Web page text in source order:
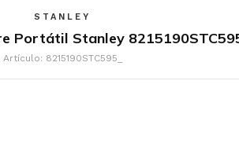
STANLEY
Portátil Stanley
Artículo: 8215190STC595_